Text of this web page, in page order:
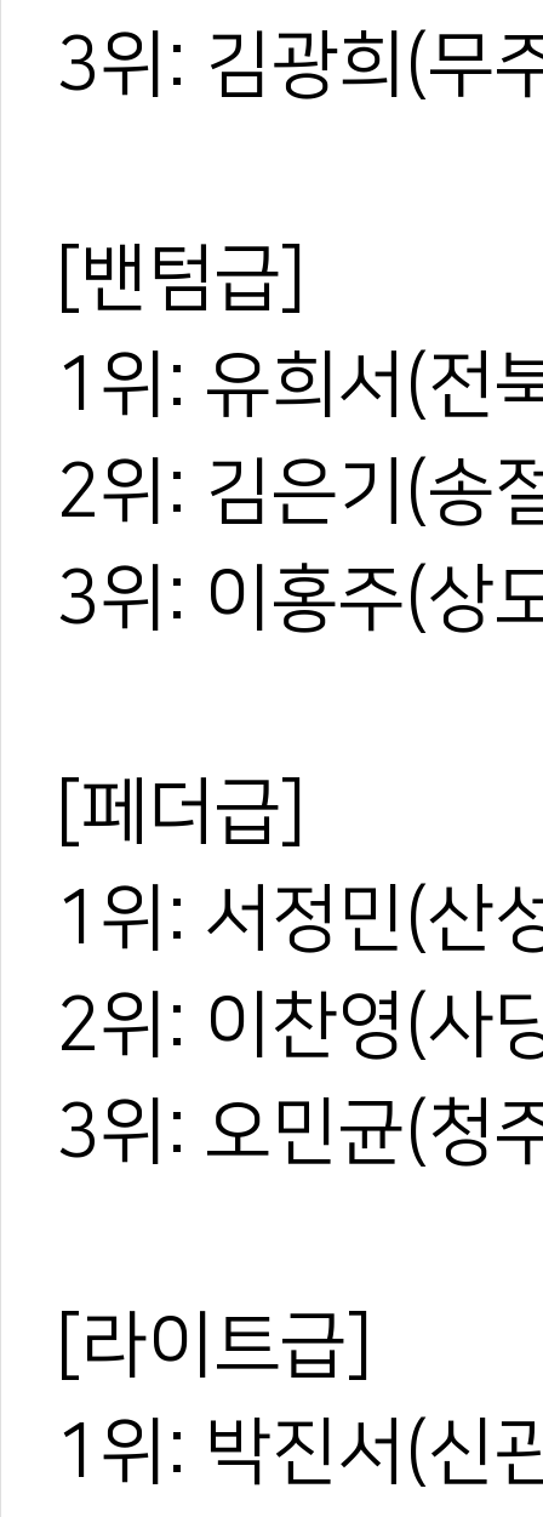
3위: 김광희(무
[밴텀급]
1위: 유희서(전
2위: 김은기(송
3위: 이홍주(상
[페더급]
1위: 서정민(산
2위: 이찬영(사
3위: 오민균(청
[라이트급]
1위: 박진서(신